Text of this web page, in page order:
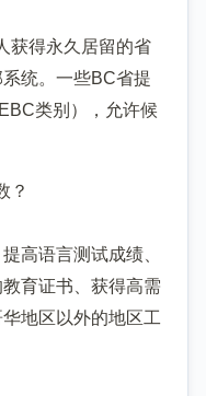
获得永久居留的省
统。一些BC省提
类别），允许候
？
高语言测试成绩、
育证书、获得高需
地区以外的地区工